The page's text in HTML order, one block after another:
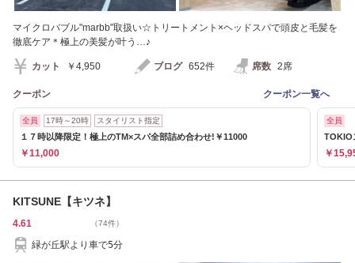
マイクロバブル"marbb"取扱い☆トリートメント×ヘッドスパで頭皮と毛髪を
徹底ケア＊極上の美髪が叶う…♪
カット ￥4,950 ブログ 652件 席数 2席
クーポン クーポン一覧へ
全員 17時～20時 スタイリスト指定
１７時以降限定！極上のTM×スパ全部詰め合わせ!￥11000
￥11,000
全員
TOKIO
￥
KITSUNE【キツネ】
4.61 （74件）
緑が丘駅より車で5分